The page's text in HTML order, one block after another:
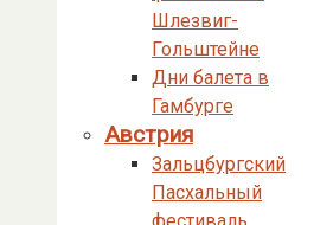
Шлезвиг-
Гольштейне
Дни балета в
Гамбурге
Австрия
Зальцбургский
Пасхальный